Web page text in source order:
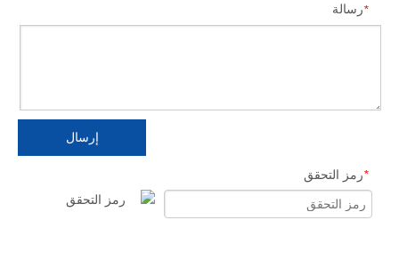
*رسالة
إرسال
*رمز التحقق